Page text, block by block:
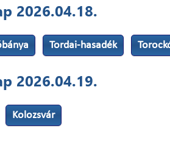
2026.04.18.
Tordai-hasadék
2026.04.19.
Kolozsvár